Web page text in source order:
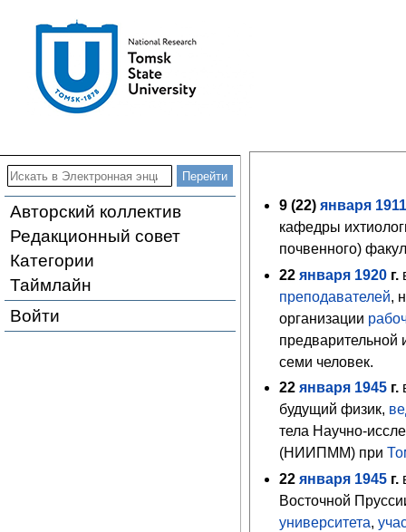
Авторский коллектив
Редакционный совет
Категории
Таймлайн
Войти
9 (22)января
кафедры
почвенного)
22 января 1920 г.
преподавателей,
организации
предварительной
семи человек.
22 января 1945 г.
будущий физик,
тела Научно-
(НИИПММ) при
22 января 1945 г.
Восточной
университета,